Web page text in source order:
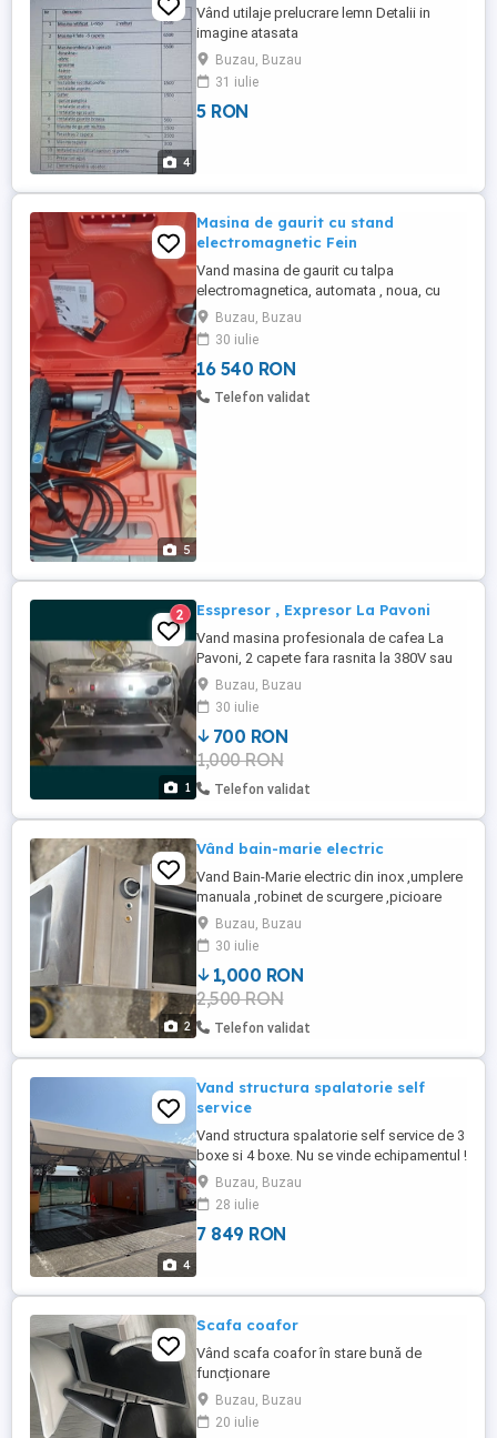
4
Vând utilaje prelucrare lemn Detalii in
imagine atasata
Buzau, Buzau
31 iulie
5 RON
5
Masina de gaurit cu stand
electromagnetic Fein
Vand masina de gaurit cu talpa
electromagnetica, automata , noua, cu
garantie . Caracteristici: -Concept de
mașină foarte rezistent la uzură, cu furtun
de protecție a cablurilor motorului
rabatabil pentru utilizare intensivă în
domeniul industrial și meșteșugăresc. -
Buzau, Buzau
30 iulie
16 540 RON
Telefon validat
1
2 Esspresor , Expresor La Pavoni
Vand masina profesionala de cafea La
Pavoni, 2 capete fara rasnita la 380V sau
220V necesita atentie pret 700lei
Buzau, Buzau
30 iulie
700 RON
1,000 RON
Telefon validat
2
Vând bain-marie electric
Vand Bain-Marie electric din inox ,umplere
manuala ,robinet de scurgere ,picioare
reglabile ,pret 1000 lei Pretul negociabil Pt
mai multe detalii sunati la nr
Buzau, Buzau
30 iulie
1,000 RON
2,500 RON
Telefon validat
4
Vand structura spalatorie self
service
Vand structura spalatorie self service de 3
boxe si 4 boxe. Nu se vinde echipamentul !
Pret 1500E boxa acoperita 1000E boxa
descoperita Pentru mai multe detalii :
Buzau, Buzau
28 iulie
7 849 RON
Scafa coafor
Vând scafa coafor în stare bună de
funcționare
Buzau, Buzau
20 iulie